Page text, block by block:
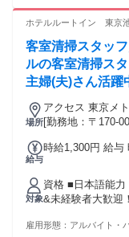
ホテルルートイン 東京
客室清掃スタッ
ルの客室清掃ス
主婦(夫)さん活躍
場所
アクセス 東京メ
トロ副都心線 池
[勤務地：〒170-
給与
時給1,300円 給与
対象
資格 ■日本語能
&未経験者大歓迎
歴不問 英語・中
雇用形態： アルバイト・